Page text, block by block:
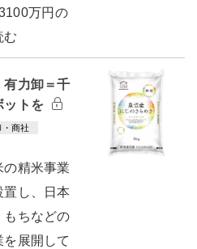
万円の
む
有力卸＝千
トを
・商社
精米事業
し、日本
もちなどの
展開して